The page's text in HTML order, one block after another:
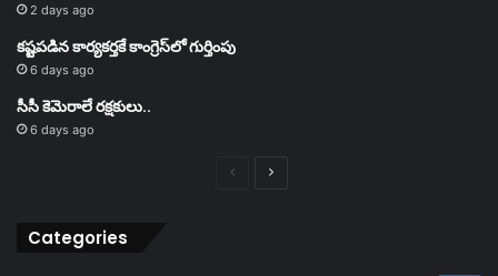
2 days ago
కష్టపడిన కార్యకర్తకే కాంగ్రెస్‌లో గుర్తింపు
6 days ago
సీసీ కెమెరాలే రక్షకులు..
6 days ago
PreviousNext
Categories